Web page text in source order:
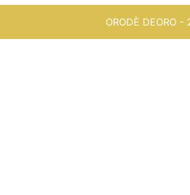
ORODÈ DEORO -